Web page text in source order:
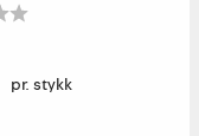
pr. stykk